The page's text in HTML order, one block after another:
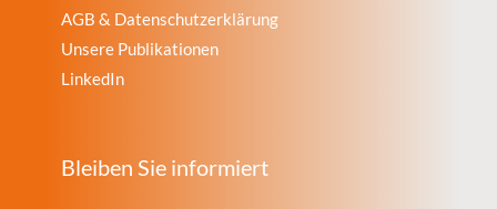
AGB & Datenschutzerklärung
Unsere Publikationen
LinkedIn
Bleiben Sie informiert